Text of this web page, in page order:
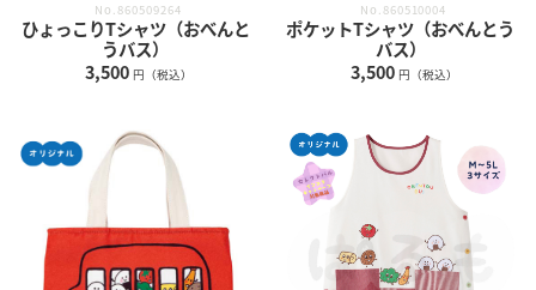
No.860509264
ひょっこりTシャツ（おべんと
うバス）
3,500 円（税込）
No.860510004
ポケットTシャツ（おべんとう
バス）
3,500 円（税込）